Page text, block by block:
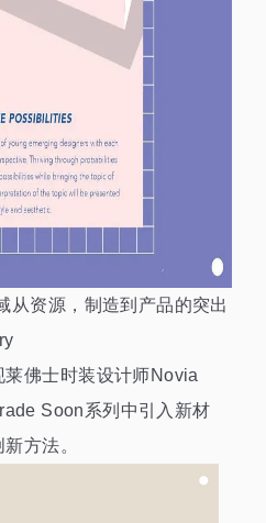
从资源，制造到产品的突出
佛士时装设计师Novia
Soon系列中引入新材
方法。